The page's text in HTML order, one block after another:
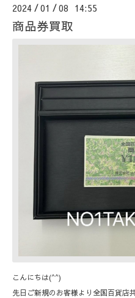
2024 /01 /08 14:55
商品券買取
こんにちは(^^)
先日ご新規のお客様より全国百貨店